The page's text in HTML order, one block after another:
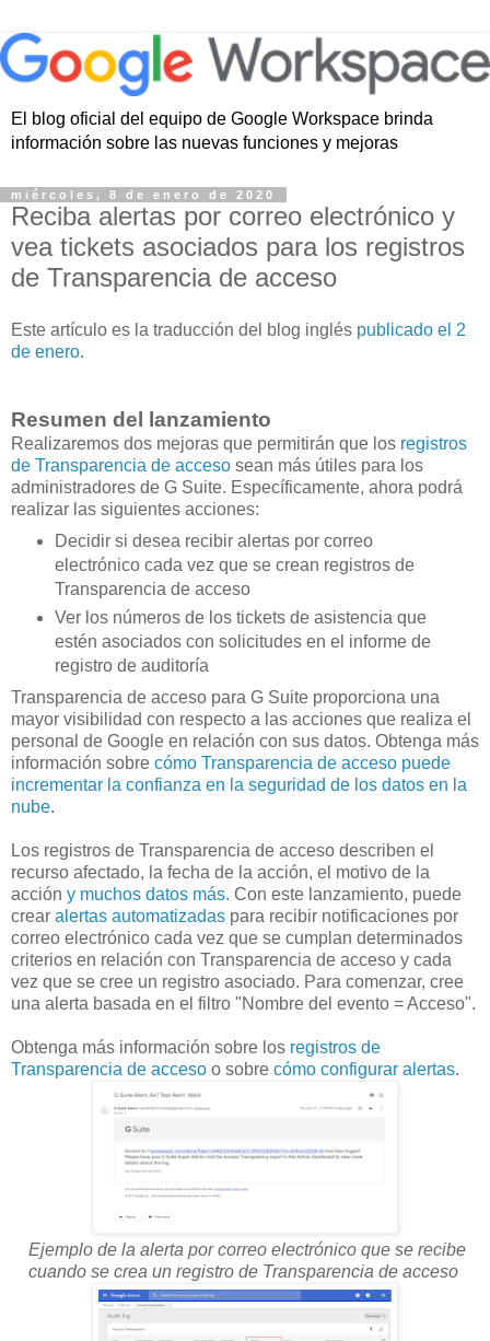
El blog oficial del equipo de Google Workspace brinda
información sobre las nuevas funciones y mejoras
miércoles, 8 de enero de 2020
Reciba alertas por correo electrónico y
vea tickets asociados para los registros
de Transparencia de acceso
Este artículo es la traducción del blog inglés publicado el 2
de enero.
Resumen del lanzamiento
Realizaremos dos mejoras que permitirán que los registros
de Transparencia de acceso sean más útiles para los
administradores de G Suite. Específicamente, ahora podrá
realizar las siguientes acciones:
Decidir si desea recibir alertas por correo
electrónico cada vez que se crean registros de
Transparencia de acceso
Ver los números de los tickets de asistencia que
estén asociados con solicitudes en el informe de
registro de auditoría
Transparencia de acceso para G Suite proporciona una
mayor visibilidad con respecto a las acciones que realiza el
personal de Google en relación con sus datos. Obtenga más
información sobre cómo Transparencia de acceso puede
incrementar la confianza en la seguridad de los datos en la
nube.
Los registros de Transparencia de acceso describen el
recurso afectado, la fecha de la acción, el motivo de la
acción y muchos datos más. Con este lanzamiento, puede
crear alertas automatizadas para recibir notificaciones por
correo electrónico cada vez que se cumplan determinados
criterios en relación con Transparencia de acceso y cada
vez que se cree un registro asociado. Para comenzar, cree
una alerta basada en el filtro "Nombre del evento = Acceso".
Obtenga más información sobre los registros de
Transparencia de acceso o sobre cómo configurar alertas.
Ejemplo de la alerta por correo electrónico que se recibe
cuando se crea un registro de Transparencia de acceso